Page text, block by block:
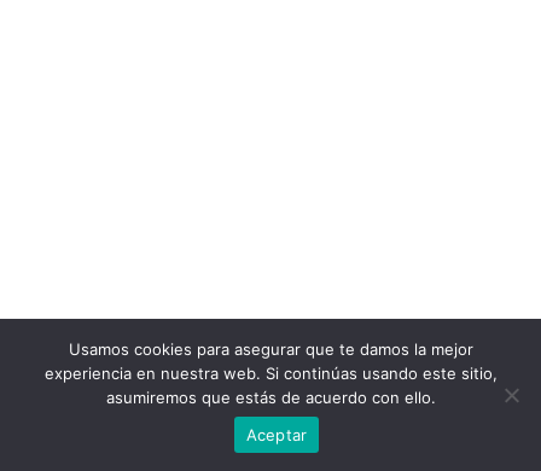
Usamos cookies para asegurar que te damos la mejor
experiencia en nuestra web. Si continúas usando este sitio,
asumiremos que estás de acuerdo con ello.
Aceptar